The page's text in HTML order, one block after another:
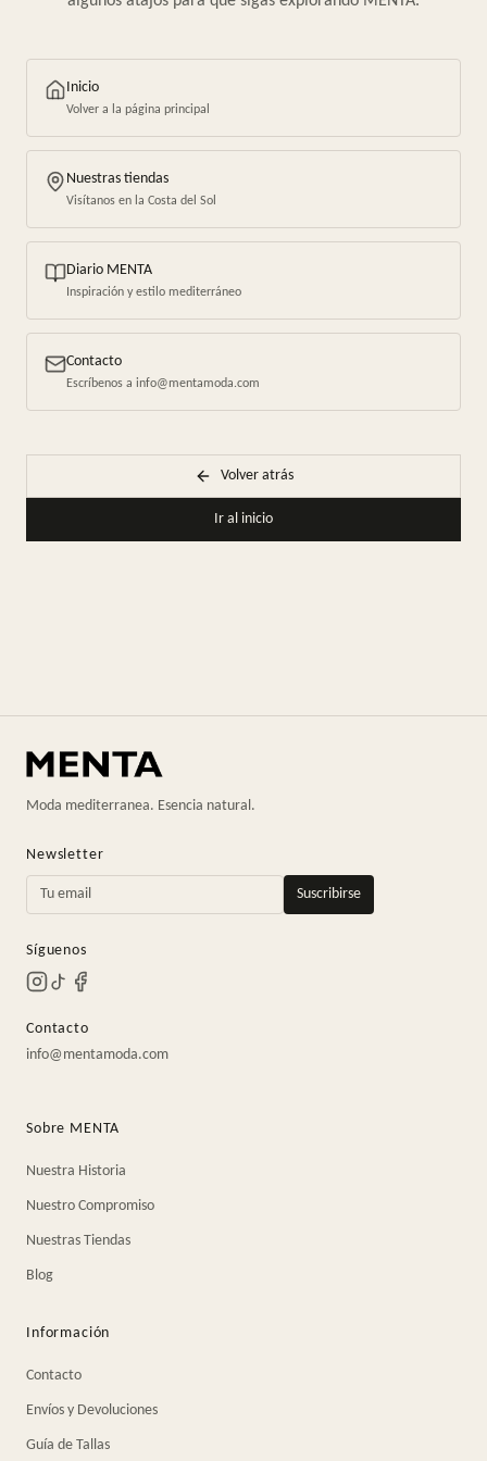
Inicio
Volver a la página principal
Nuestras tiendas
Visítanos en la Costa del Sol
Diario MENTA
Inspiración y estilo mediterráneo
Contacto
Escríbenos a info@mentamoda.com
Volver atrás
Ir al inicio
Moda mediterranea. Esencia natural.
Newsletter
Suscribirse
Síguenos
Contacto
info@mentamoda.com
Sobre MENTA
Nuestra Historia
Nuestro Compromiso
Nuestras Tiendas
Blog
Información
Contacto
Envíos y Devoluciones
Guía de Tallas